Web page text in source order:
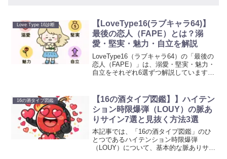
Love Type 16診断
【LoveType16(ラブキャラ64)】
最後の恋人（FAPE）とは？溺
愛・堅実・魅力・自立を解説
LoveType16（ラブキャラ64）の「最後の
恋人（FAPE）」は、溺愛・堅実・魅力・
自立をそれぞれ6選ずつ解説しています。
伝わる理由までを丁寧に整理していま
す。ぜひ最後まで読んで頂ければ幸いで
す。
16の酒タイプ図鑑
【16の酒タイプ図鑑】】ハイテン
ション時限爆弾（LOUY）の脈あ
りサイン7選と見抜く方法3選
本記事では、「16の酒タイプ図鑑」のひ
とつであるハイテンション時限爆弾
（LOUY）について、基本的な脈ありサイ